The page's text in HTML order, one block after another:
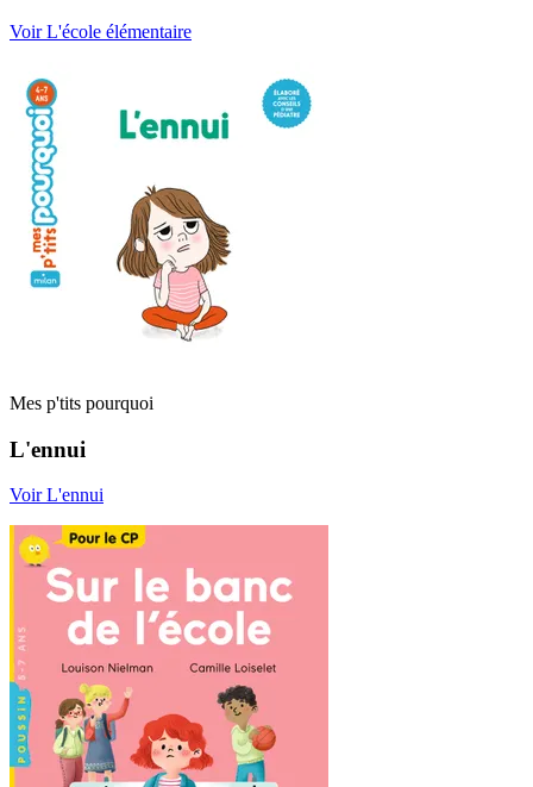
Voir L'école élémentaire
Mes p'tits pourquoi
L'ennui
Voir L'ennui